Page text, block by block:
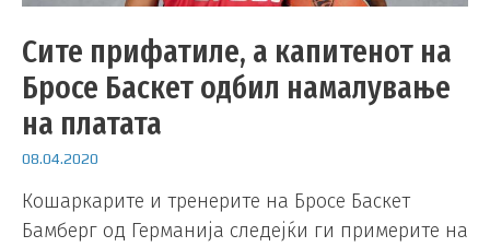
Сите прифатиле, а капитенот на
Бросе Баскет одбил намалување
на платата
08.04.2020
Кошаркарите и тренерите на Бросе Баскет
Бамберг од Германија следејќи ги примерите на